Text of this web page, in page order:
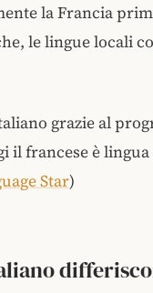
la Francia
le lingue locali
grazie al
il francese è
Star)